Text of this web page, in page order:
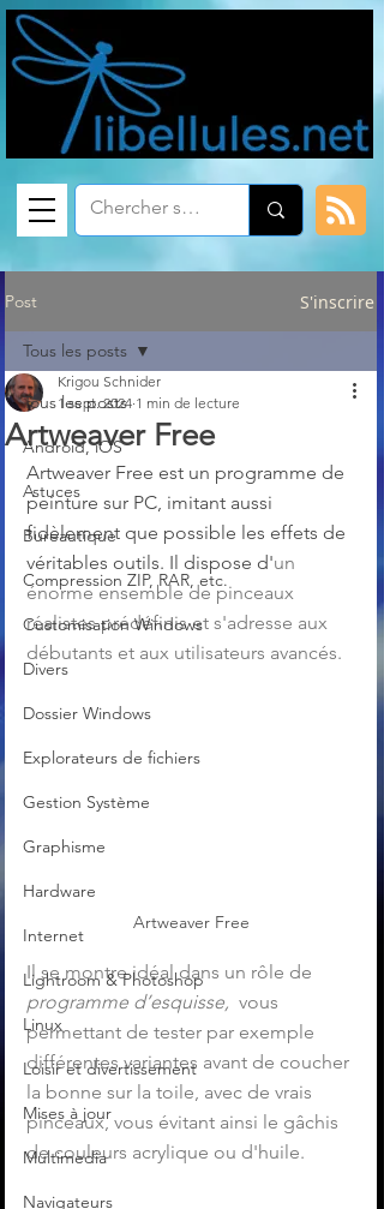
Post S'inscrire
Tous les posts
Android, iOS
Astuces
Bureautique
Compression ZIP, RAR, etc.
Customisation Windows
Divers
Dossier Windows
Explorateurs de fichiers
Gestion Système
Graphisme
Hardware
Internet
Lightroom & Photoshop
Linux
Loisir et divertissement
Mises à jour
Multimedia
Navigateurs
Tous les posts
Artweaver Free
Krigou Schnider
1 sept. 2024 1 min de lecture
Artweaver Free est un programme de
peinture sur PC, imitant aussi
fidèlement que possible les effets de
véritables outils. Il dispose d'un
énorme ensemble de pinceaux
réalistes prédéfinis et s'adresse aux
débutants et aux utilisateurs avancés.
Artweaver Free
Il se montre idéal dans un rôle de
programme d’esquisse, vous
permettant de tester par exemple
différentes variantes avant de coucher
la bonne sur la toile, avec de vrais
pinceaux, vous évitant ainsi le gâchis
de couleurs acrylique ou d'huile.